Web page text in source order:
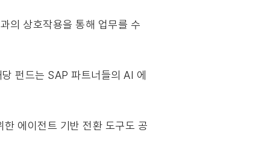
의 상호작용을 통해 업무를 수
펀드는 SAP 파트너들의 AI 에
에이전트 기반 전환 도구도 공